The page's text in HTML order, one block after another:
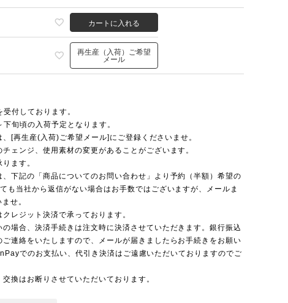
カートに入れる
再生産（入荷）ご希望
メール
付しております。
旬頃の入荷予定となります。
[再生産(入荷)ご希望メール]にご登録くださいませ。
ェンジ、使用素材の変更があることがございます。
ます。
、下記の「商品についてのお問い合わせ」より予約（半額）希望の
も当社から返信がない場合はお手数ではございますが、メールま
せ。
レジット決済で承っております。
の場合、決済手続きは注文時に決済させていただきます。銀行振込
連絡をいたしますので、メールが届きましたらお手続きをお願い
でのお支払い、代引き決済はご遠慮いただいておりますのでご
換はお断りさせていただいております。